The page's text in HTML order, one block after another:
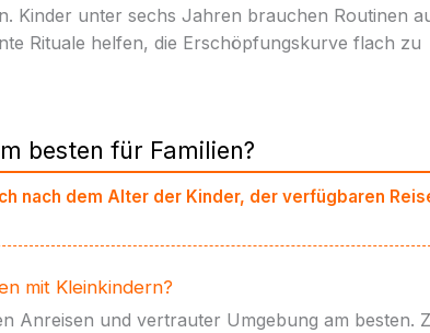
Kinder unter sechs Jahren brauchen Routinen
Rituale helfen, die Erschöpfungskurve flach zu
besten für Familien?
nach dem Alter der Kinder, der verfügbaren
mit Kleinkindern?
Anreisen und vertrauter Umgebung am besten.